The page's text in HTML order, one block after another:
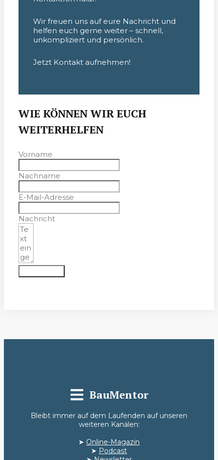
Wir freuen uns auf eure Nachricht und
helfen euch gerne weiter – schnell,
unkompliziert und persönlich.
Jetzt Kontakt aufnehmen!
WIE KÖNNEN WIR EUCH
WEITERHELFEN
Vorname
Nachname
E-Mail-Adresse
Nachricht
BauMentor
Bleibt immer auf dem Laufenden auf unseren
weiteren Kanälen:
➤ Online-Magazin
➤ Podcast